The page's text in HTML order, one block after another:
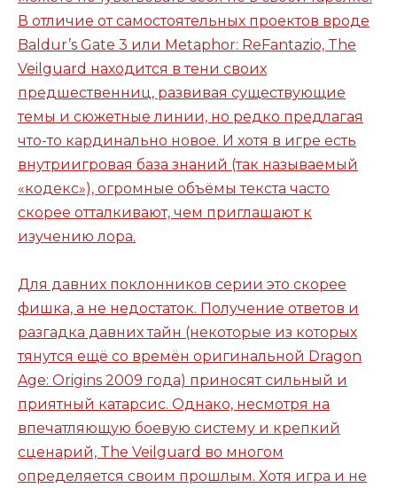
В отличие от самостоятельных проектов вроде
Baldur’s Gate 3 или Metaphor: ReFantazio, The
Veilguard находится в тени своих
предшественниц, развивая существующие
темы и сюжетные линии, но редко предлагая
что-то кардинально новое. И хотя в игре есть
внутриигровая база знаний (так называемый
«кодекс»), огромные объёмы текста часто
скорее отталкивают, чем приглашают к
изучению лора.
Для давних поклонников серии это скорее
фишка, а не недостаток. Получение ответов и
разгадка давних тайн (некоторые из которых
тянутся ещё со времён оригинальной Dragon
Age: Origins 2009 года) приносят сильный и
приятный катарсис. Однако, несмотря на
впечатляющую боевую систему и крепкий
сценарий, The Veilguard во многом
определяется своим прошлым. Хотя игра и не